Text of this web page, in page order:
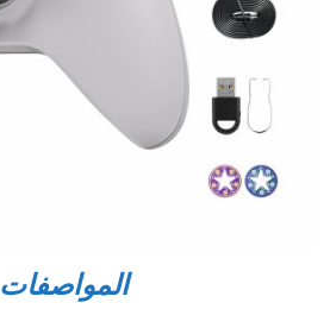
المواصفات